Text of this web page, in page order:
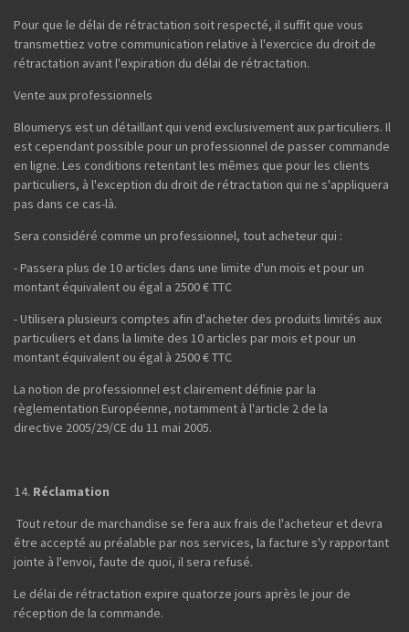
Pour que le délai de rétractation soit respecté, il suffit que vous
transmettiez votre communication relative à l'exercice du droit de
rétractation avant l'expiration du délai de rétractation.
Vente aux professionnels
Bloumerys est un détaillant qui vend exclusivement aux particuliers. Il
est cependant possible pour un professionnel de passer commande
en ligne. Les conditions retentant les mêmes que pour les clients
particuliers, à l'exception du droit de rétractation qui ne s'appliquera
pas dans ce cas-là.
Sera considéré comme un professionnel, tout acheteur qui :
- Passera plus de 10 articles dans une limite d'un mois et pour un
montant équivalent ou égal a 2500 € TTC
- Utilisera plusieurs comptes afin d'acheter des produits limités aux
particuliers et dans la limite des 10 articles par mois et pour un
montant équivalent ou égal à 2500 € TTC
La notion de professionnel est clairement définie par la
règlementation Européenne, notamment à l'article 2 de la
directive 2005/29/CE du 11 mai 2005.
Réclamation
Tout retour de marchandise se fera aux frais de l'acheteur et devra
être accepté au préalable par nos services, la facture s'y rapportant
jointe à l'envoi, faute de quoi, il sera refusé.
Le délai de rétractation expire quatorze jours après le jour de
réception de la commande.